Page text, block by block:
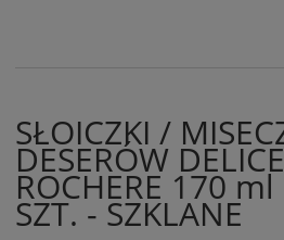
SŁOICZKI /
DESERÓW
ROCHERE 170
SZT. - SZKLANE